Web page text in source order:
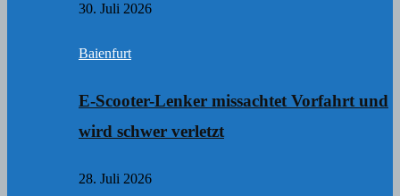
30. Juli 2026
Baienfurt
E-Scooter-Lenker missachtet Vorfahrt und
wird schwer verletzt
28. Juli 2026